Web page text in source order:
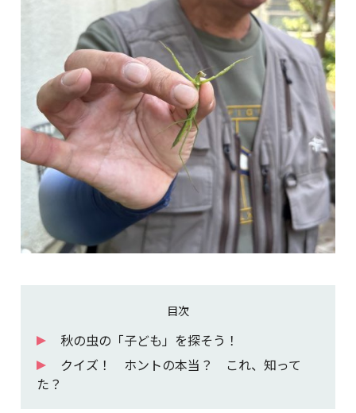
目次
秋の虫の「子ども」を探そう！
クイズ！ ホントの本当？ これ、知って
た？